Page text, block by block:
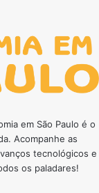
em São Paulo é o
Acompanhe as
tecnológicos e
os paladares!